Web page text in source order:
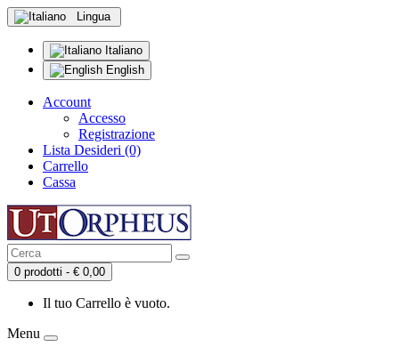
Lingua
Italiano
English
Account
Accesso
Registrazione
Lista Desideri (0)
Carrello
Cassa
0 prodotti - € 0,00
Il tuo Carrello è vuoto.
Menu